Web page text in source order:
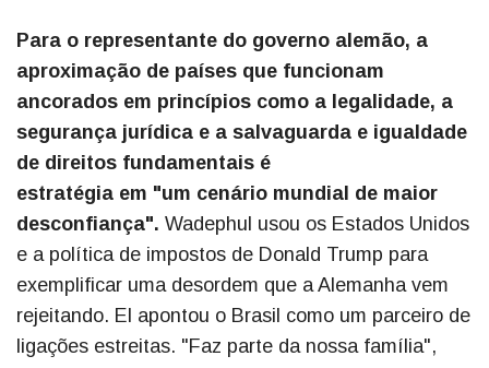
Para o representante do governo alemão, a
aproximação de países que funcionam
ancorados em princípios como a legalidade, a
segurança jurídica e a salvaguarda e igualdade
de direitos fundamentais é
estratégia em "um cenário mundial de maior
desconfiança". Wadephul usou os Estados Unidos
e a política de impostos de Donald Trump para
exemplificar uma desordem que a Alemanha vem
rejeitando. El apontou o Brasil como um parceiro de
ligações estreitas. "Faz parte da nossa família",